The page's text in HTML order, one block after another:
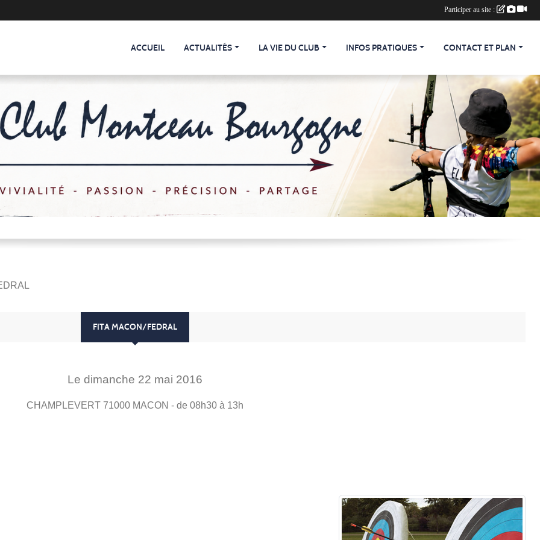
ACCUEIL ACTUALITÉS LA VIE DU CLUB INFOS PRATIQUES CONTACT ET PLAN
FITA MACON/FEDRAL
Le dimanche 22 mai 2016
CHAMPLEVERT 71000 MACON - de 08h30 à 13h
Participer au site :